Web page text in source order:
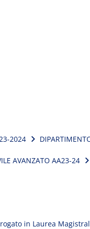
2024
AVANZATO AA23-24
in Laurea